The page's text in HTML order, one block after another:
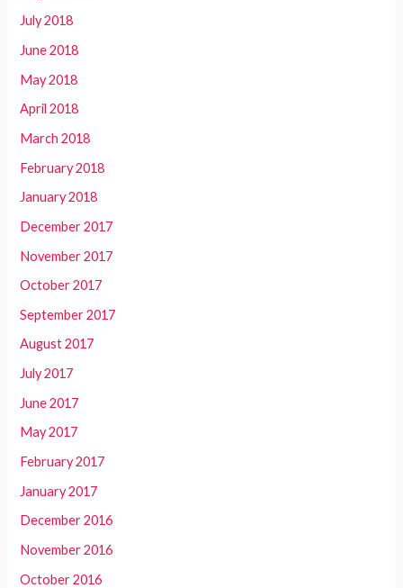
July 2018
June 2018
May 2018
April 2018
March 2018
February 2018
January 2018
December 2017
November 2017
October 2017
September 2017
August 2017
July 2017
June 2017
May 2017
February 2017
January 2017
December 2016
November 2016
October 2016